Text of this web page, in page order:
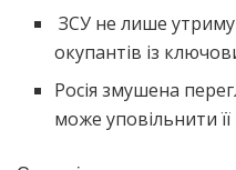
ЗСУ не лише
окупантів із
Росія змушена
може уповільнити